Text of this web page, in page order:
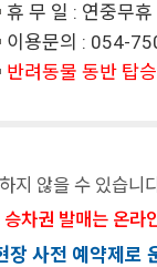
휴 무 일 : 연중무휴
이용문의 : 054-
반려동물 동반 탑
지 않을 수 있습니
승차권 발매는 온라
장 사전 예약제로